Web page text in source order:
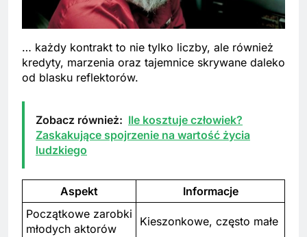
… każdy kontrakt to nie tylko liczby, ale również
kredyty, marzenia oraz tajemnice skrywane daleko
od blasku reflektorów.
Zobacz również: Ile kosztuje człowiek?
Zaskakujące spojrzenie na wartość życia
ludzkiego
Aspekt
Informacje
Początkowe zarobki
młodych aktorów
Kieszonkowe, często małe